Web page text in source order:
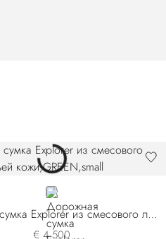
GREEN
Дорожная сумка Explorer из смесового льна и телячьей кожи
€ 4.500